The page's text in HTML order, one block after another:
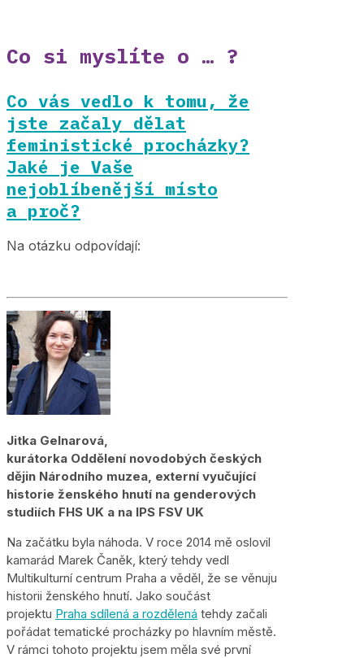
Co si myslíte o … ?
Co vás vedlo k tomu, že
jste začaly dělat
feministické procházky?
Jaké je Vaše
nejoblíbenější místo
a proč?
Na otázku odpovídají:
Jitka Gelnarová,
kurátorka Oddělení novodobých českých
dějin Národního muzea, externí vyučující
historie ženského hnutí na genderových
studiích FHS UK a na IPS FSV UK
Na začátku byla náhoda. V roce 2014 mě oslovil
kamarád Marek Čaněk, který tehdy vedl
Multikulturní centrum Praha a věděl, že se věnuju
historii ženského hnutí. Jako součást
projektu Praha sdílená a rozdělená tehdy začali
pořádat tematické procházky po hlavním městě.
V rámci tohoto projektu jsem měla své první